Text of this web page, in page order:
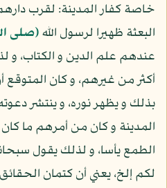
خاصة كفار المدينة: لقرب
البعثة ظهيرا لرسول الله(صلى
عندهم علم الدين و الكتاب، و
أكثر من غيرهم، و كان المتوقع
بذلك و يظهر نوره، و ينتشر
المدينة و كان من أمرهم ما كان
الطمع يأسا، و لذلك يقول
لكم إلخ، يعني أن كتمان